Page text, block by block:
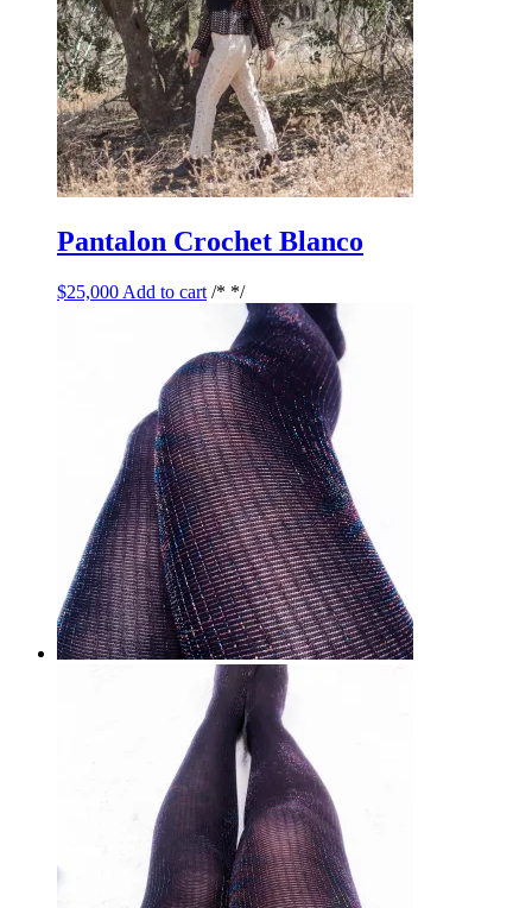
Pantalon Crochet Blanco
$25,000 Add to cart /* */